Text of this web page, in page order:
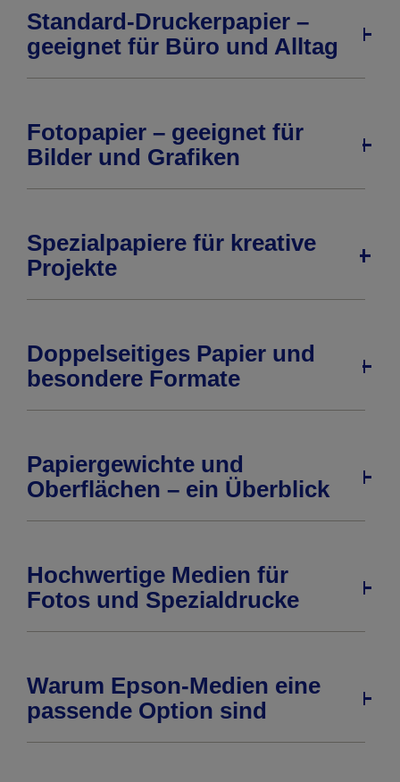
Standard-Druckerpapier –
geeignet für Büro und Alltag
Fotopapier – geeignet für
Bilder und Grafiken
Spezialpapiere für kreative
Projekte
Doppelseitiges Papier und
besondere Formate
Papiergewichte und
Oberflächen – ein Überblick
Hochwertige Medien für
Fotos und Spezialdrucke
Warum Epson-Medien eine
passende Option sind